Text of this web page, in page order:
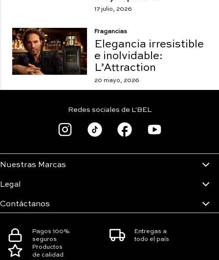
17 julio, 2026
Fragancias
Elegancia irresistible
e inolvidable:
L’Attraction
20 mayo, 2026
Nuestras Marcas
Legal
Contáctanos
Redes sociales de L'BEL
Pagos 100%
seguros
Entregas a
todo el país
Productos
de calidad